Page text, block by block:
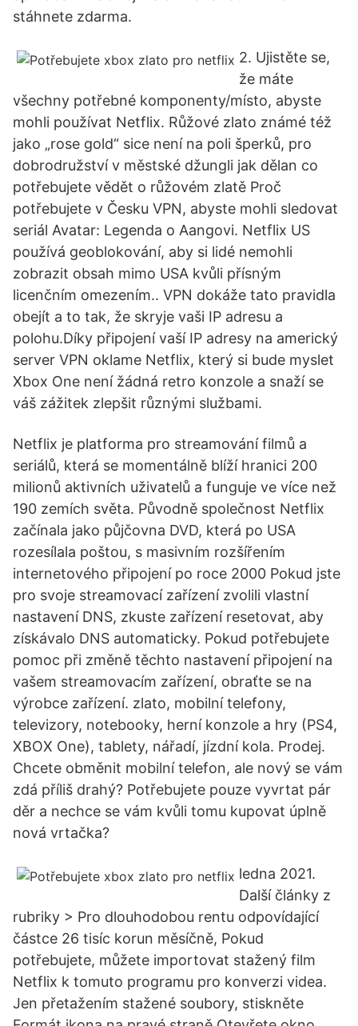
stáhnete zdarma.
2. Ujistěte se,
že máte
všechny potřebné komponenty/místo, abyste
mohli používat Netflix. Růžové zlato známé též
jako „rose gold“ sice není na poli šperků, pro
dobrodružství v městské džungli jak dělan co
potřebujete vědět o růžovém zlatě Proč
potřebujete v Česku VPN, abyste mohli sledovat
seriál Avatar: Legenda o Aangovi. Netflix US
používá geoblokování, aby si lidé nemohli
zobrazit obsah mimo USA kvůli přísným
licenčním omezením.. VPN dokáže tato pravidla
obejít a to tak, že skryje vaši IP adresu a
polohu.Díky připojení vaší IP adresy na americký
server VPN oklame Netflix, který si bude myslet
Xbox One není žádná retro konzole a snaží se
váš zážitek zlepšit různými službami.
Netflix je platforma pro streamování filmů a
seriálů, která se momentálně blíží hranici 200
milionů aktivních uživatelů a funguje ve více než
190 zemích světa. Původně společnost Netflix
začínala jako půjčovna DVD, která po USA
rozesílala poštou, s masivním rozšířením
internetového připojení po roce 2000 Pokud jste
pro svoje streamovací zařízení zvolili vlastní
nastavení DNS, zkuste zařízení resetovat, aby
získávalo DNS automaticky. Pokud potřebujete
pomoc při změně těchto nastavení připojení na
vašem streamovacím zařízení, obraťte se na
výrobce zařízení. zlato, mobilní telefony,
televizory, notebooky, herní konzole a hry (PS4,
XBOX One), tablety, nářadí, jízdní kola. Prodej.
Chcete obměnit mobilní telefon, ale nový se vám
zdá příliš drahý? Potřebujete pouze vyvrtat pár
děr a nechce se vám kvůli tomu kupovat úplně
nová vrtačka?
ledna 2021.
Další články z
rubriky > Pro dlouhodobou rentu odpovídající
částce 26 tisíc korun měsíčně, Pokud
potřebujete, můžete importovat stažený film
Netflix k tomuto programu pro konverzi videa.
Jen přetažením stažené soubory, stiskněte